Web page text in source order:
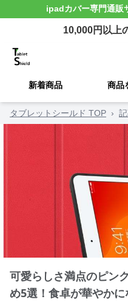
ipadカバー専門通販
10,000円以上
新着商品 商品
タブレットシールド TOP ›
可愛らしさ満点のピン
め5選！食卓が華やか